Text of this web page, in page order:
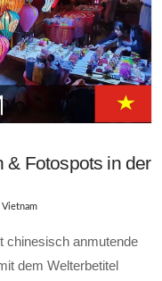
& Fotospots in der
Vietnam
chinesisch anmutende
dem Welterbetitel